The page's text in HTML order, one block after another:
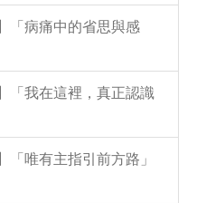
「病痛中的省思與感
「我在這裡，真正認識
「唯有主指引前方路」